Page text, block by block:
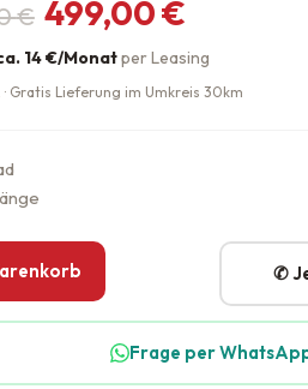
€ Preis
499,00€
Preis ist:
14 €/Monatper Leasing
· Gratis Lieferung im Umkreis 30km
✆
Frage per